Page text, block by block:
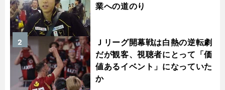
業への道のり
Ｊリーグ開幕戦は白熱の逆転劇
だが観客、視聴者にとって「価
値あるイベント」になっていた
か
2